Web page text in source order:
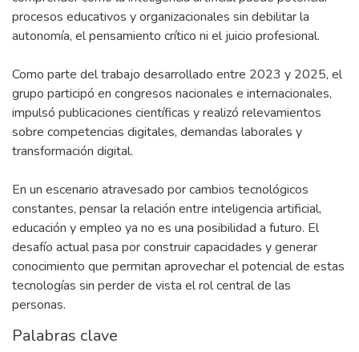
procesos educativos y organizacionales sin debilitar la
autonomía, el pensamiento crítico ni el juicio profesional.
Como parte del trabajo desarrollado entre 2023 y 2025, el
grupo participó en congresos nacionales e internacionales,
impulsó publicaciones científicas y realizó relevamientos
sobre competencias digitales, demandas laborales y
transformación digital.
En un escenario atravesado por cambios tecnológicos
constantes, pensar la relación entre inteligencia artificial,
educación y empleo ya no es una posibilidad a futuro. El
desafío actual pasa por construir capacidades y generar
conocimiento que permitan aprovechar el potencial de estas
tecnologías sin perder de vista el rol central de las
personas.
Palabras clave